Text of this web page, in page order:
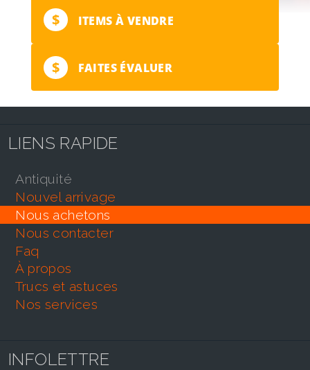
$ ITEMS À VENDRE
$ FAITES ÉVALUER
LIENS RAPIDE
antiquité
nouvel arrivage
nous achetons
nous contacter
faq
À propos
trucs et astuces
nos services
INFOLETTRE